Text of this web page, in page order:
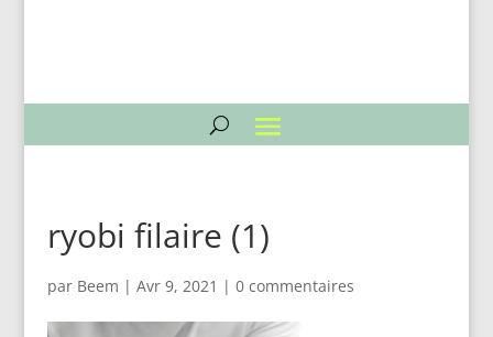
ryobi filaire (1)
par Beem | Avr 9, 2021 | 0 commentaires